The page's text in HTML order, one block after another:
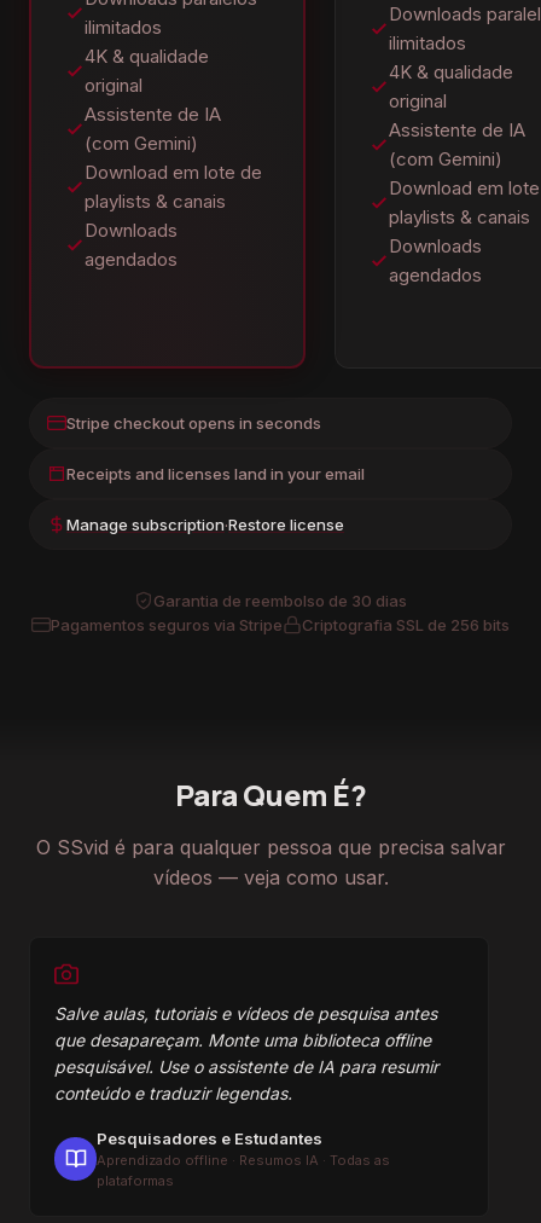
ilimitados
4K & qualidade
original
Assistente de IA
(com Gemini)
Download em lote de
playlists & canais
Downloads
agendados
Downloads
ilimitados
4K & qualidade
original
Assistente de IA
(com Gemini)
Download em
playlists & canais
Downloads
agendados
Stripe checkout opens in seconds
Receipts and licenses land in your email
Manage subscription·Restore license
Garantia de reembolso de 30 dias
Pagamentos seguros via Stripe
Criptografia SSL de 256 bits
Para Quem É?
O SSvid é para qualquer pessoa que precisa salvar
vídeos — veja como usar.
Salve aulas, tutoriais e vídeos de pesquisa antes
que desapareçam. Monte uma biblioteca offline
pesquisável. Use o assistente de IA para resumir
conteúdo e traduzir legendas.
Pesquisadores e Estudantes
Aprendizado offline · Resumos IA · Todas as
plataformas